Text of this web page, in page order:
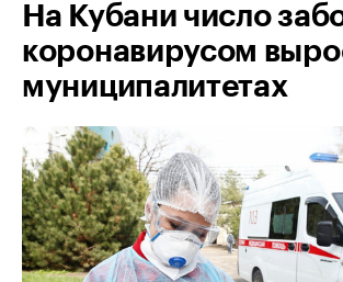
На Кубани число
коронавирусом
муниципалитетах